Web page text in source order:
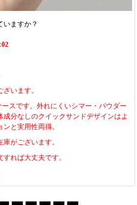
いますか？
います。
ースです。外れにくいシマー・パウダー
分なしのクイックサンドデザインはよ
と実用性両得。
がございます。
れば大丈夫です。